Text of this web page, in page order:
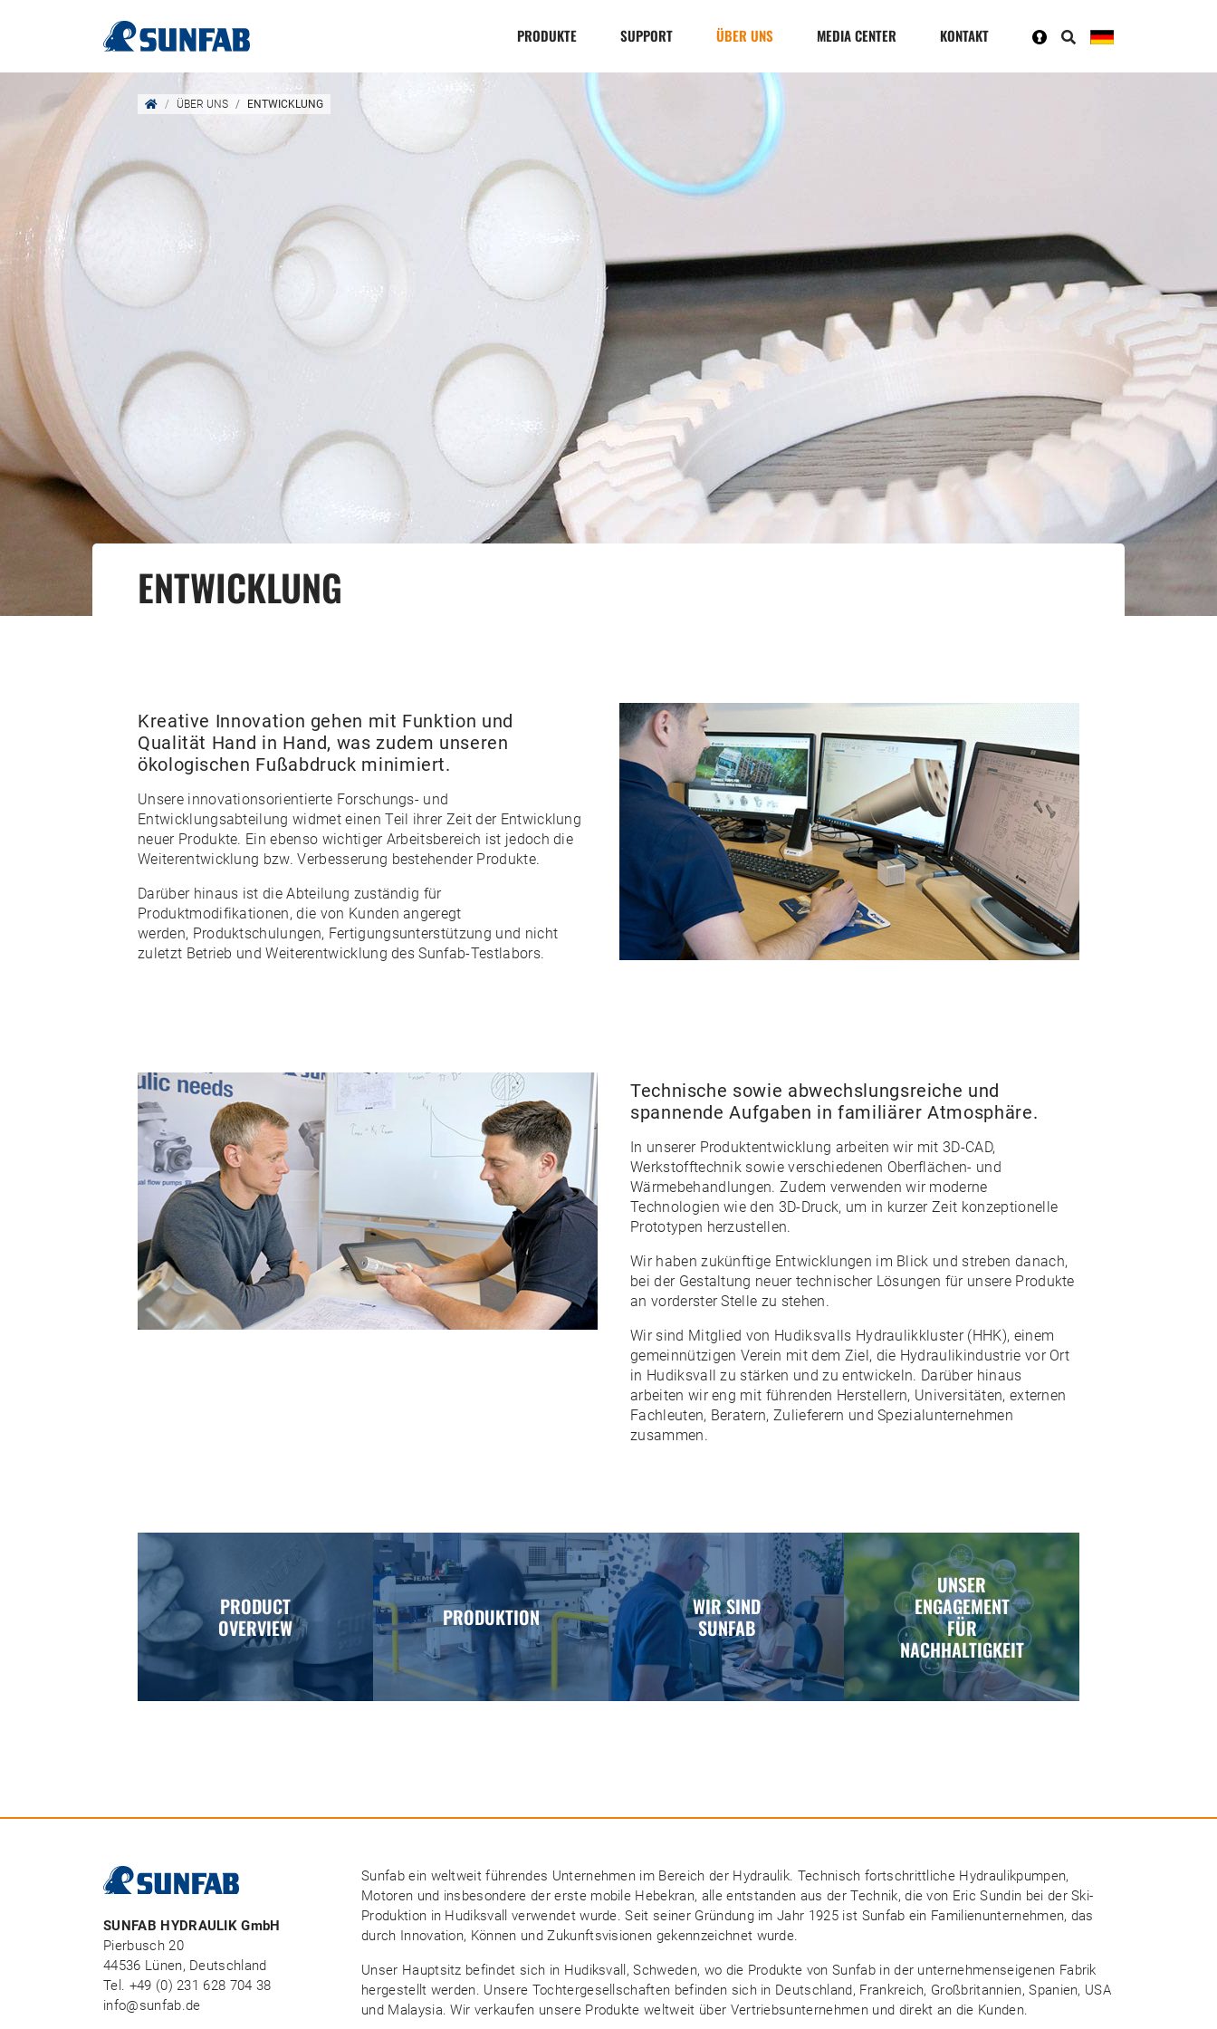
PRODUKTE SUPPORT ÜBER UNS MEDIA CENTER KONTAKT
ÜBER UNS ENTWICKLUNG
ENTWICKLUNG
Kreative Innovation gehen mit Funktion und
Qualität Hand in Hand, was zudem unseren
ökologischen Fußabdruck minimiert.
Unsere innovationsorientierte Forschungs- und
Entwicklungsabteilung widmet einen Teil ihrer Zeit der Entwicklung
neuer Produkte. Ein ebenso wichtiger Arbeitsbereich ist jedoch die
Weiterentwicklung bzw. Verbesserung bestehender Produkte.
Darüber hinaus ist die Abteilung zuständig für
Produktmodifikationen, die von Kunden angeregt
werden, Produktschulungen, Fertigungsunterstützung und nicht
zuletzt Betrieb und Weiterentwicklung des Sunfab-Testlabors.
Technische sowie abwechslungsreiche und
spannende Aufgaben in familiärer Atmosphäre.
In unserer Produktentwicklung arbeiten wir mit 3D-CAD,
Werkstofftechnik sowie verschiedenen Oberflächen- und
Wärmebehandlungen. Zudem verwenden wir moderne
Technologien wie den 3D-Druck, um in kurzer Zeit konzeptionelle
Prototypen herzustellen.
Wir haben zukünftige Entwicklungen im Blick und streben danach,
bei der Gestaltung neuer technischer Lösungen für unsere Produkte
an vorderster Stelle zu stehen.
Wir sind Mitglied von Hudiksvalls Hydraulikkluster (HHK), einem
gemeinnützigen Verein mit dem Ziel, die Hydraulikindustrie vor Ort
in Hudiksvall zu stärken und zu entwickeln. Darüber hinaus
arbeiten wir eng mit führenden Herstellern, Universitäten, externen
Fachleuten, Beratern, Zulieferern und Spezialunternehmen
zusammen.
PRODUCT
OVERVIEW
PRODUKTION
WIR SIND
SUNFAB
UNSER
ENGAGEMENT
FÜR
NACHHALTIGKEIT
SUNFAB HYDRAULIK GmbH
Pierbusch 20
44536 Lünen, Deutschland
Tel. +49 (0) 231 628 704 38
info@sunfab.de
Sunfab ein weltweit führendes Unternehmen im Bereich der Hydraulik. Technisch fortschrittliche Hydraulikpumpen,
Motoren und insbesondere der erste mobile Hebekran, alle entstanden aus der Technik, die von Eric Sundin bei der Ski-
Produktion in Hudiksvall verwendet wurde. Seit seiner Gründung im Jahr 1925 ist Sunfab ein Familienunternehmen, das
durch Innovation, Können und Zukunftsvisionen gekennzeichnet wurde.
Unser Hauptsitz befindet sich in Hudiksvall, Schweden, wo die Produkte von Sunfab in der unternehmenseigenen Fabrik
hergestellt werden. Unsere Tochtergesellschaften befinden sich in Deutschland, Frankreich, Großbritannien, Spanien, USA
und Malaysia. Wir verkaufen unsere Produkte weltweit über Vertriebsunternehmen und direkt an die Kunden.